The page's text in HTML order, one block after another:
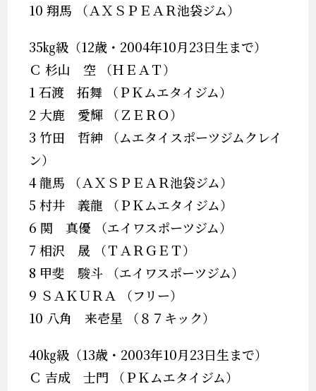
10 翔馬 （ＡＸＳＰＥＡＲ池袋ジム）
35㎏級（12歳・2004年10月23日生まで）
Ｃ 杉山 空 （ＨＥＡＴ）
1 石渡 拓舞 （ＰＫムエタイジム）
2 大鹿 愛輝 （ＺＥＲＯ）
3 竹田 哲紳 （ムエタイスポーツジムクレイ
ン）
4 龍馬 （ＡＸＳＰＥＡＲ池袋ジム）
5 村井 義龍 （ＰＫムエタイジム）
6 関 真優 （エイワスポーツジム）
7 相沢 晟 （ＴＡＲＧＥＴ）
8 甲斐 駿斗 （エイワスポーツジム）
9 ＳＡＫＵＲＡ （フリー）
10 八角 来壱星 （８７キック）
40㎏級（13歳・2003年10月23日生まで）
Ｃ 吉成 士門 （ＰＫムエタイジム）